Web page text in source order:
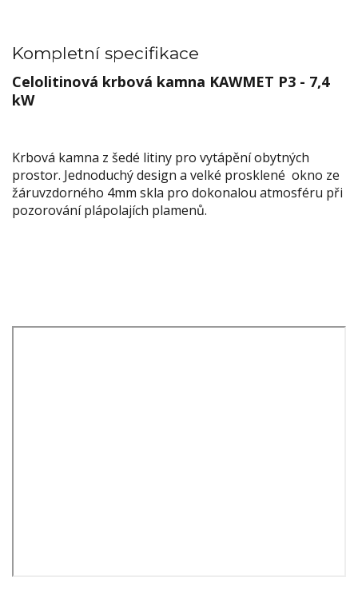
Kompletní specifikace
Celolitinová krbová kamna KAWMET P3 - 7,4
kW
Krbová kamna z šedé litiny pro vytápění obytných
prostor. Jednoduchý design a velké prosklené okno ze
žáruvzdorného 4mm skla pro dokonalou atmosféru při
pozorování plápolajích plamenů.